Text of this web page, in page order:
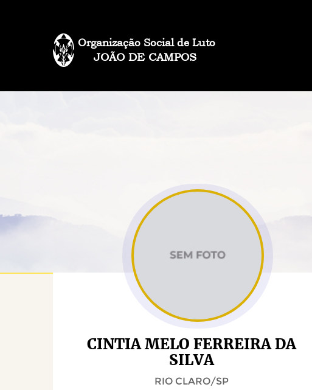
JOÃO DE CAMPOS
Organização Social de Luto
CINTIA MELO FERREIRA DA
SILVA
RIO CLARO/SP